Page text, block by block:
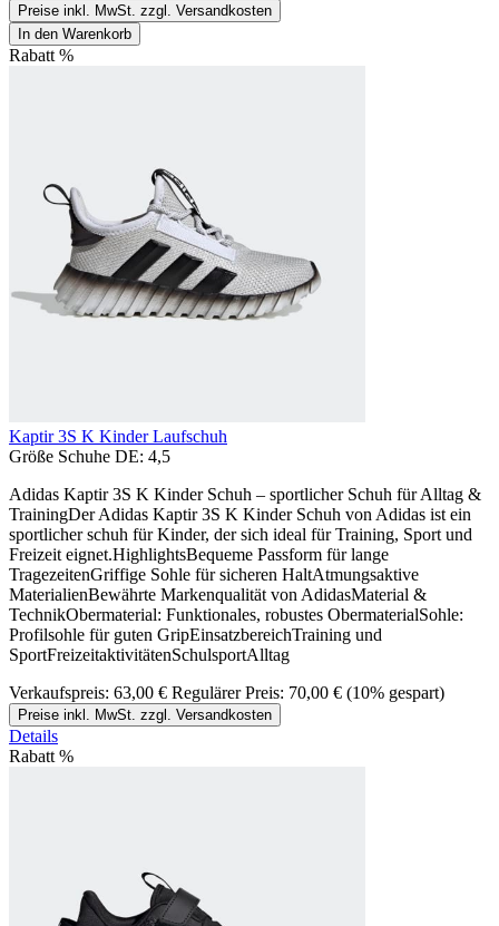
Preise inkl. MwSt. zzgl. Versandkosten
In den Warenkorb
Rabatt %
Kaptir 3S K Kinder Laufschuh
Größe Schuhe DE: 4,5
Adidas Kaptir 3S K Kinder Schuh – sportlicher Schuh für Alltag &
TrainingDer Adidas Kaptir 3S K Kinder Schuh von Adidas ist ein
sportlicher schuh für Kinder, der sich ideal für Training, Sport und
Freizeit eignet.HighlightsBequeme Passform für lange
TragezeitenGriffige Sohle für sicheren HaltAtmungsaktive
MaterialienBewährte Markenqualität von AdidasMaterial &
TechnikObermaterial: Funktionales, robustes ObermaterialSohle:
Profilsohle für guten GripEinsatzbereichTraining und
SportFreizeitaktivitätenSchulsportAlltag
Verkaufspreis: 63,00 € Regulärer Preis: 70,00 € (10% gespart)
Preise inkl. MwSt. zzgl. Versandkosten
Details
Rabatt %